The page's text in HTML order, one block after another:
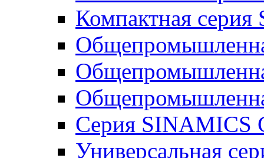
Компактная
Серия SINAMICS
Универсальная